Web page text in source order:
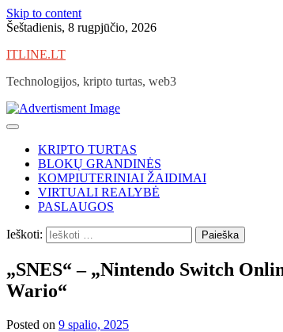
Skip to content
Šeštadienis, 8 rugpjūčio, 2026
ITLINE.LT
Technologijos, kripto turtas, web3
KRIPTO TURTAS
BLOKŲ GRANDINĖS
KOMPIUTERINIAI ŽAIDIMAI
VIRTUALI REALYBĖ
PASLAUGOS
Ieškoti:
„SNES“ – „Nintendo Switch
Wario“
Posted on 9 spalio, 2025